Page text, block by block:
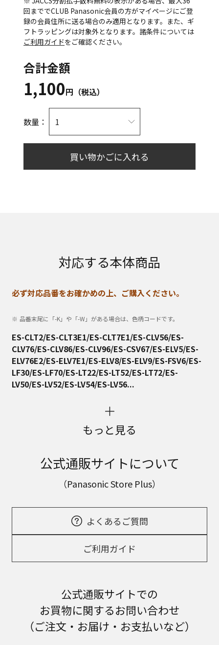
回まででCLUB Panasonic会員の方がマイページにご登
録の会員住所に送る場合のみ適用となります。また、ギ
フトラッピングは対象外となります。諸条件については
ご利用ガイドをご確認ください。
合計金額
1,100円（税込）
数量：
買い物かごに入れる
対応する本体商品
必ず対応品番をお確かめの上、ご購入ください。
品番末尾に「-K」や「-W」がある場合は、色柄コードです。
ES-CLT2/ES-CLT3E1/ES-CLT7E1/ES-CLV56/ES-
CLV76/ES-CLV86/ES-CLV96/ES-CSV67/ES-ELV5/ES-
ELV76E2/ES-ELV7E1/ES-ELV8/ES-ELV9/ES-FSV6/ES-
LF30/ES-LF70/ES-LT22/ES-LT52/ES-LT72/ES-
LV50/ES-LV52/ES-LV54/ES-LV56...
もっと見る
公式通販サイトについて
（Panasonic Store Plus）
よくあるご質問
ご利用ガイド
公式通販サイトでの
お買物に関するお問い合わせ
（ご注文・お届け・お支払いなど）